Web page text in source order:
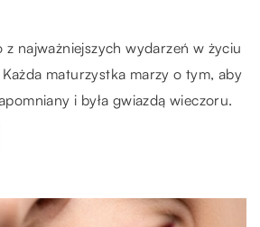
najważniejszych wydarzeń w życiu
Każda maturzystka marzy o tym, aby
i była gwiazdą wieczoru.